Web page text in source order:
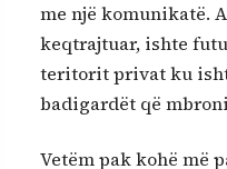
me një komunikatë.
keqtrajtuar, ishte
teritorit privat ku
badigardët që
Vetëm pak kohë më